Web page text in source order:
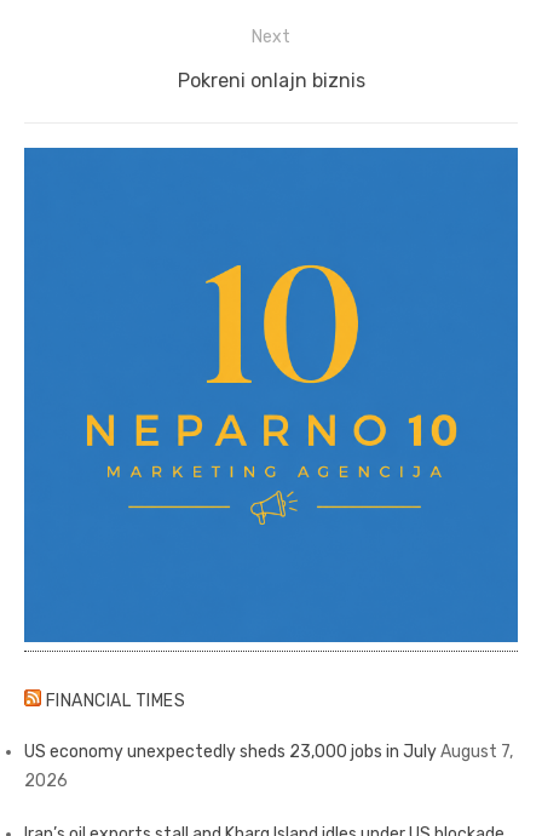
Next
Next
Pokreni onlajn biznis
FINANCIAL TIMES
US economy unexpectedly sheds 23,000 jobs in JulyAugust 7,
2026